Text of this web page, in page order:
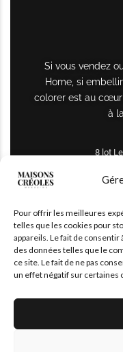
Pour offrir les meilleures
telles que les cookies pour
appareils. Le fait de
des données telles que le
ce site. Le fait de ne pas
un effet négatif sur certaines
Si vous vendez
Home, si
colorer est au cœur
à
8 lot